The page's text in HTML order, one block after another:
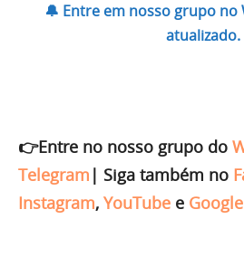
🔔 Entre em nosso grupo no
atualizado.
👉Entre no nosso grupo do
Telegram | Siga também no
Instagram, YouTube e